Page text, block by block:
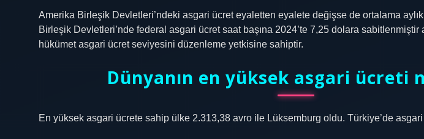
Amerika Birleşik Devletleri’ndeki asgari ücret eyaletten eyalete değişse de ortalama
Birleşik Devletleri’nde federal asgari ücret saat başına 2024’te 7,25 dolara sabitlenmiştir
hükümet asgari ücret seviyesini düzenleme yetkisine sahiptir.
Dünyanın en yüksek asgari ücreti
En yüksek asgari ücrete sahip ülke 2.313,38 avro ile Lüksemburg oldu. Türkiye’de